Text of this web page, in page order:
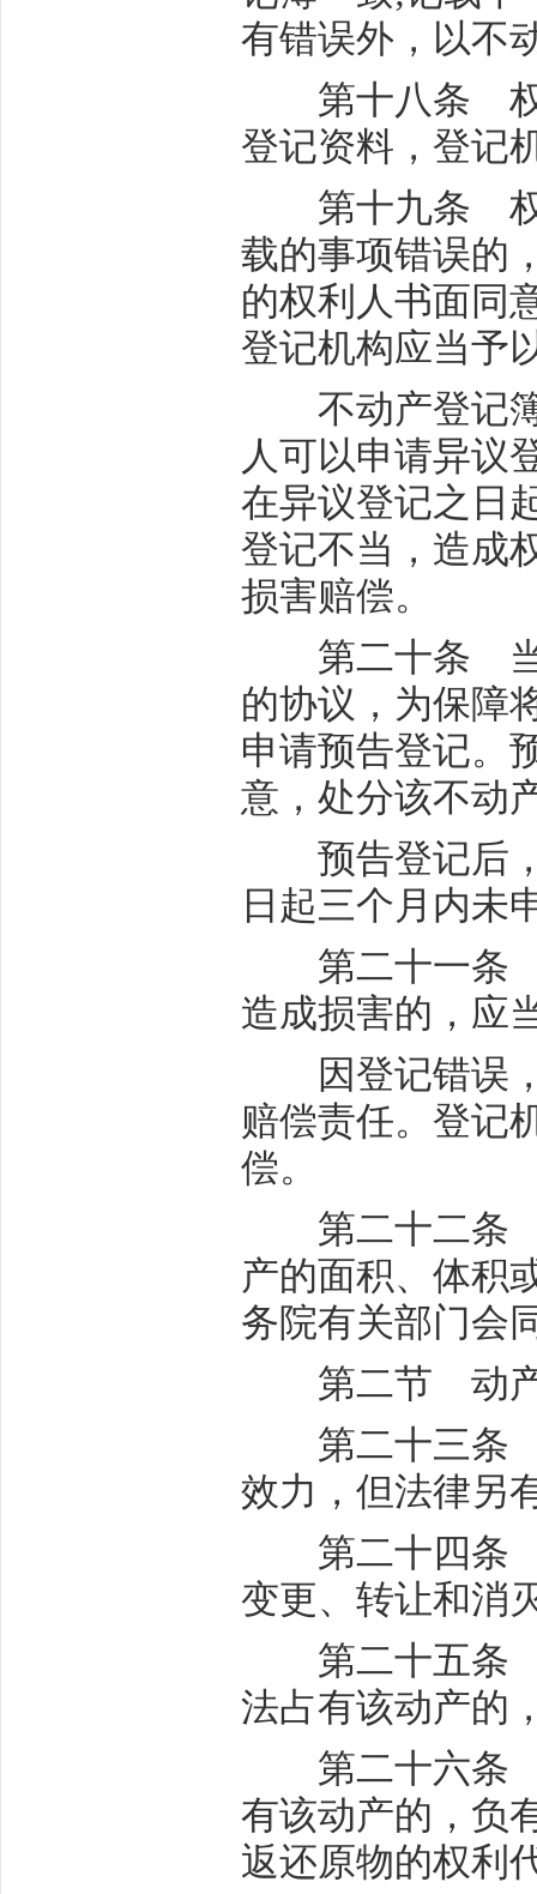
有错误外，以不
第十八条 权
登记资料，登记
第十九条 权
载的事项错误的
的权利人书面同
登记机构应当予
不动产登记簿
人可以申请异议
在异议登记之日
登记不当，造成
损害赔偿。
第二十条 当
的协议，为保障
申请预告登记。
意，处分该不动
预告登记后，
日起三个月内未
第二十一条
造成损害的，应
因登记错误，
赔偿责任。登记
偿。
第二十二条
产的面积、体积
务院有关部门会
第二节 动产
第二十三条
效力，但法律另
第二十四条
变更、转让和消
第二十五条
法占有该动产的
第二十六条
有该动产的，负
返还原物的权利